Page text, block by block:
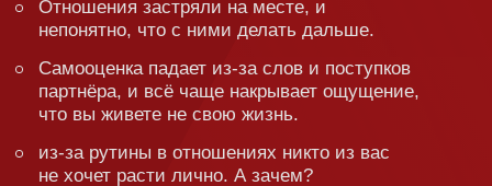
Какие темы
будут
разбираться